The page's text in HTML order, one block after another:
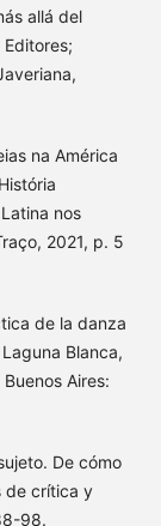
allá del
na América
nos
2021, p. 5
de la danza
Blanca,
Aires:
De cómo
de crítica y
98.